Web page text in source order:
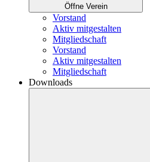
Öffne Verein
Vorstand
Aktiv mitgestalten
Mitgliedschaft
Vorstand
Aktiv mitgestalten
Mitgliedschaft
Downloads